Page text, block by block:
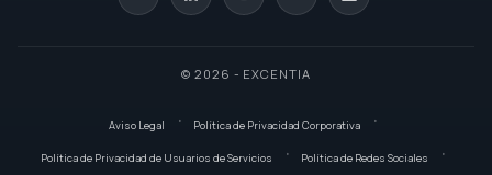
© 2026 - EXCENTIA
Aviso Legal Política de Privacidad Corporativa
Política de Privacidad de Usuarios de Servicios Política de Redes Sociales